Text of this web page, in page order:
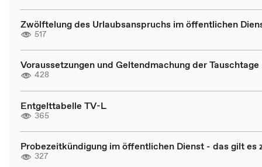
Zwölftelung des Urlaubsanspruchs im öffentlichen
517
Voraussetzungen und Geltendmachung der Tauschtage
428
Entgelttabelle TV-L
365
Probezeitkündigung im öffentlichen Dienst - das gilt es
327